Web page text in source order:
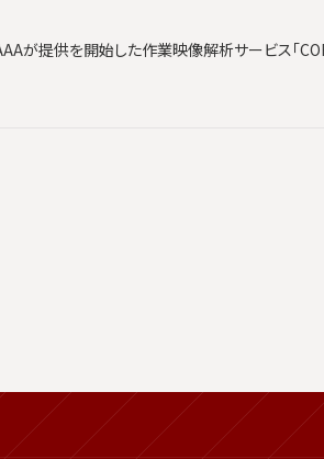
が提供を開始した作業映像解析サービス「